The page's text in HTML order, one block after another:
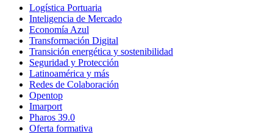
Logística Portuaria
Inteligencia de Mercado
Economía Azul
Transformación Digital
Transición energética y sostenibilidad
Seguridad y Protección
Latinoamérica y más
Redes de Colaboración
Opentop
Imarport
Pharos 39.0
Oferta formativa